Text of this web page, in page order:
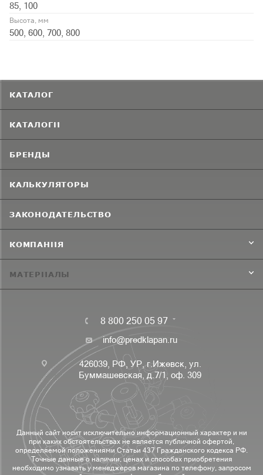
85, 100
Высота, мм
500, 600, 700, 800
КАТАЛОГ
КАТАЛОГИ
БРЕНДЫ
КАЛЬКУЛЯТОРЫ
ЗАКОНОДАТЕЛЬСТВО
КОМПАНИЯ
МАТЕРИАЛЫ
8 800 250 05 97
info@predklapan.ru
426039, РФ, УР, г.Ижевск, ул.
Буммашевская, д.7/1, оф. 309
Данный сайт носит исключительно информационный характер и ни
при каких обстоятельствах не является публичной офертой,
определяемой положениями Статьи 437 Гражданского кодекса РФ.
Точные данные о наличии, ценах и способах приобретения
необходимо узнавать у менеджеров магазина по телефону, запросом